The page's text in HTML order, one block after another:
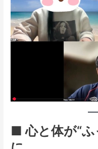
■ 心と体が“